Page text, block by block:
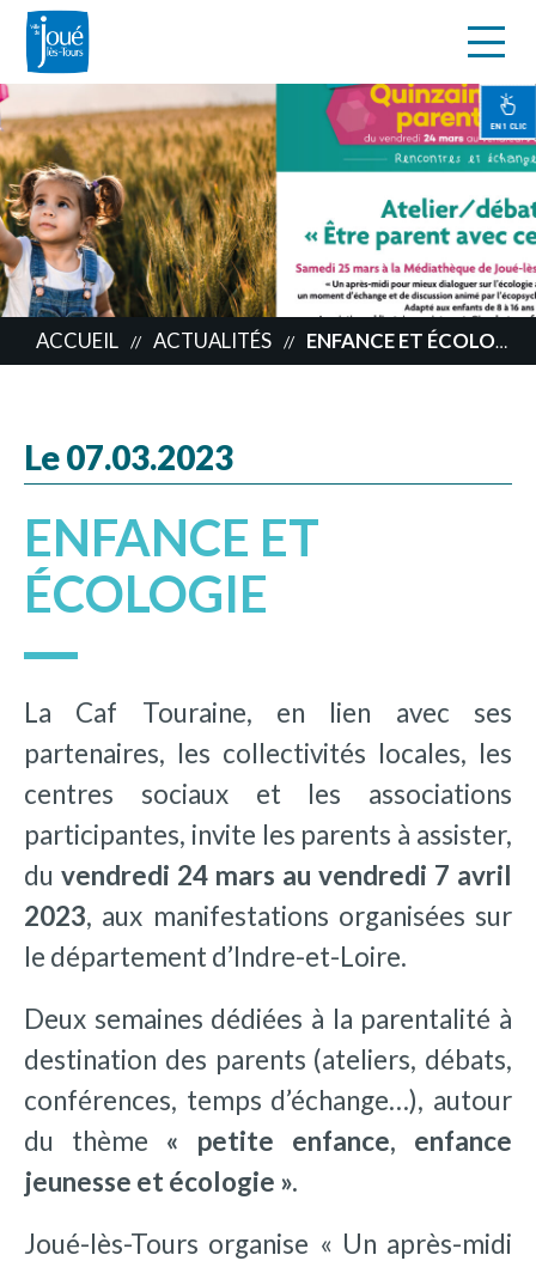
Aller
au
contenu
principal
EN 1 CLIC
ACCUEIL // ACTUALITÉS // ENFANCE ET ÉCOLOGIE
Le 07.03.2023
ENFANCE ET
ÉCOLOGIE
La Caf Touraine, en lien avec ses
partenaires, les collectivités locales, les
centres sociaux et les associations
participantes, invite les parents à assister,
du vendredi 24 mars au vendredi 7 avril
2023, aux manifestations organisées sur
le département d’Indre-et-Loire.
Deux semaines dédiées à la parentalité à
destination des parents (ateliers, débats,
conférences, temps d’échange…), autour
du thème « petite enfance, enfance
jeunesse et écologie ».
Joué-lès-Tours organise « Un après-midi